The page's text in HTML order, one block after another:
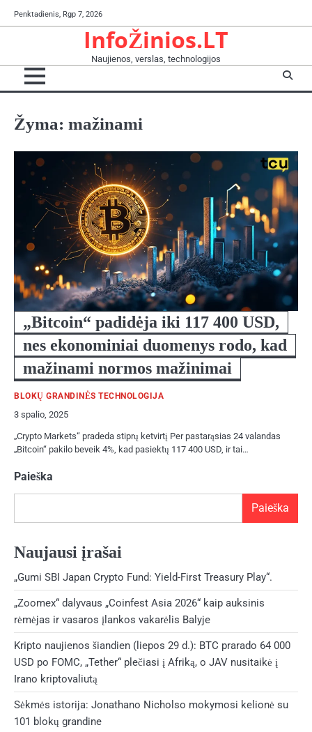
to
Penktadienis, Rgp 7, 2026
InfoŽinios.LT
Naujienos, verslas, technologijos
Žyma: mažinami
„Bitcoin“ padidėja iki 117 400 USD,
nes ekonominiai duomenys rodo, kad
mažinami normos mažinimai
BLOKŲ GRANDINĖS TECHNOLOGIJA
3 spalio, 2025
„Crypto Markets“ pradeda stiprų ketvirtį Per pastarąsias 24 valandas
„Bitcoin“ pakilo beveik 4%, kad pasiektų 117 400 USD, ir tai…
Paieška
Paieška
Naujausi įrašai
„Gumi SBI Japan Crypto Fund: Yield-First Treasury Play“.
„Zoomex“ dalyvaus „Coinfest Asia 2026“ kaip auksinis
rėmėjas ir vasaros įlankos vakarėlis Balyje
Kripto naujienos šiandien (liepos 29 d.): BTC prarado 64 000
USD po FOMC, „Tether“ plečiasi į Afriką, o JAV nusitaikė į
Irano kriptovaliutą
Sėkmės istorija: Jonathano Nicholso mokymosi kelionė su
101 blokų grandine